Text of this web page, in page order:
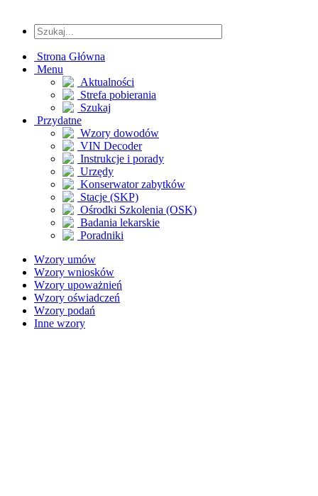
Strona Główna
Menu
Aktualności
Strefa pobierania
Szukaj
Przydatne
Wzory dowodów
VIN Decoder
Instrukcje i porady
Urzędy
Konserwator zabytków
Stacje (SKP)
Ośrodki Szkolenia (OSK)
Badania lekarskie
Poradniki
Wzory umów
Wzory wniosków
Wzory upoważnień
Wzory oświadczeń
Wzory podań
Inne wzory